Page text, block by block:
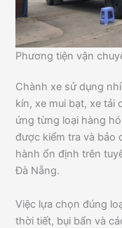
Phương tiện vận
Chành xe sử dụng
kín, xe mui bạt, xe tải
ứng từng loại hàng
được kiểm tra và bảo
hành ổn định trên
Đà Nẵng.
Việc lựa chọn đúng
thời tiết, bụi bẩn và